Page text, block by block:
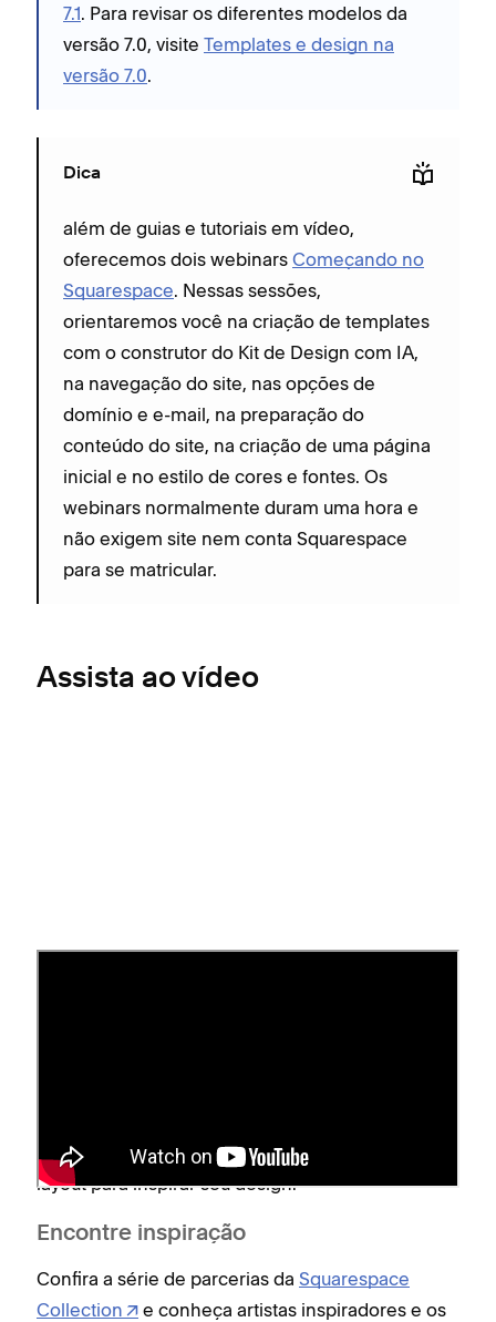
7.1. Para revisar os diferentes modelos da
versão 7.0, visite Templates e design na
versão 7.0.
Dica
além de guias e tutoriais em vídeo,
oferecemos dois webinars Começando no
Squarespace. Nessas sessões,
orientaremos você na criação de templates
com o construtor do Kit de Design com IA,
na navegação do site, nas opções de
domínio e e-mail, na preparação do
conteúdo do site, na criação de uma página
inicial e no estilo de cores e fontes. Os
webinars normalmente duram uma hora e
não exigem site nem conta Squarespace
para se matricular.
Assista ao vídeo
usa conteúdo de amostra no exemplo de um
layout para inspirar seu design.
Encontre inspiração
Confira a série de parcerias da Squarespace
Collection
e conheça artistas inspiradores e os